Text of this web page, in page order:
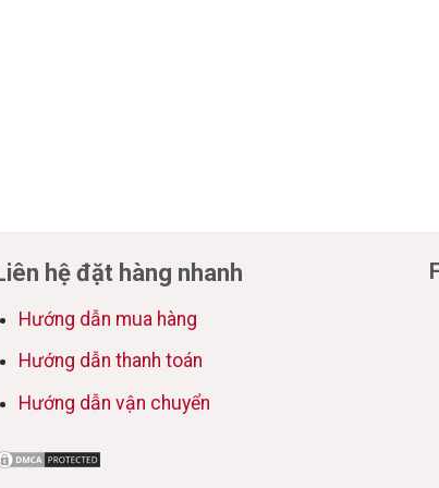
hệ đặt hàng nhanh
Hướng dẫn mua hàng
Hướng dẫn thanh toán
Hướng dẫn vận chuyển